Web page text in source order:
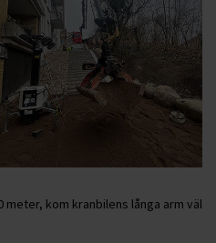
meter, kom kranbilens långa arm väl